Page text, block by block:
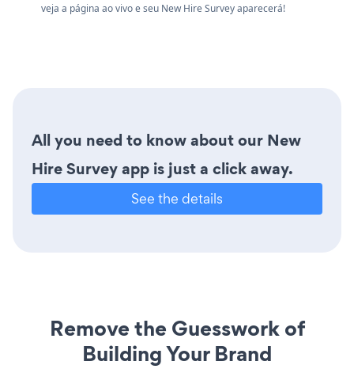
veja a página ao vivo e seu New Hire Survey aparecerá!
All you need to know about our New
Hire Survey app is just a click away.
See the details
Remove the Guesswork of
Building Your Brand